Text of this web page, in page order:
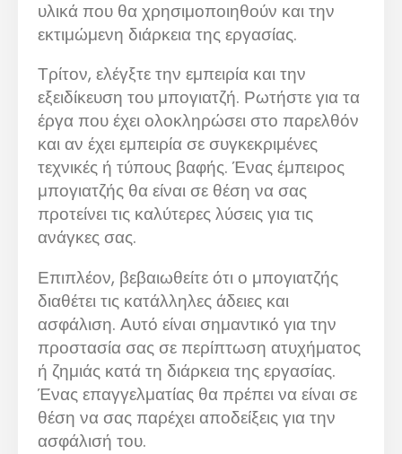
υλικά που θα χρησιμοποιηθούν και την
εκτιμώμενη διάρκεια της εργασίας.
Τρίτον, ελέγξτε την εμπειρία και την
εξειδίκευση του μπογιατζή. Ρωτήστε για τα
έργα που έχει ολοκληρώσει στο παρελθόν
και αν έχει εμπειρία σε συγκεκριμένες
τεχνικές ή τύπους βαφής. Ένας έμπειρος
μπογιατζής θα είναι σε θέση να σας
προτείνει τις καλύτερες λύσεις για τις
ανάγκες σας.
Επιπλέον, βεβαιωθείτε ότι ο μπογιατζής
διαθέτει τις κατάλληλες άδειες και
ασφάλιση. Αυτό είναι σημαντικό για την
προστασία σας σε περίπτωση ατυχήματος
ή ζημιάς κατά τη διάρκεια της εργασίας.
Ένας επαγγελματίας θα πρέπει να είναι σε
θέση να σας παρέχει αποδείξεις για την
ασφάλισή του.